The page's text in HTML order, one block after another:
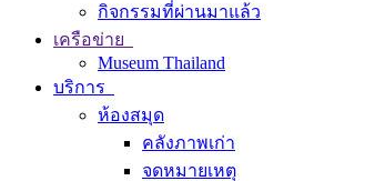
กิจกรรมที่ผ่านมาแล้ว
เครือข่าย
Museum Thailand
บริการ
ห้องสมุด
คลังภาพเก่า
จดหมายเหตุ